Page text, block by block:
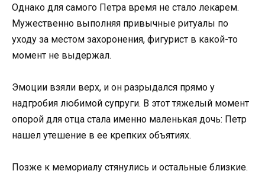
Однако для самого Петра время не стало лекарем.
Мужественно выполняя привычные ритуалы по
уходу за местом захоронения, фигурист в какой-то
момент не выдержал.
Эмоции взяли верх, и он разрыдался прямо у
надгробия любимой супруги. В этот тяжелый момент
опорой для отца стала именно маленькая дочь: Петр
нашел утешение в ее крепких объятиях.
Позже к мемориалу стянулись и остальные близкие.